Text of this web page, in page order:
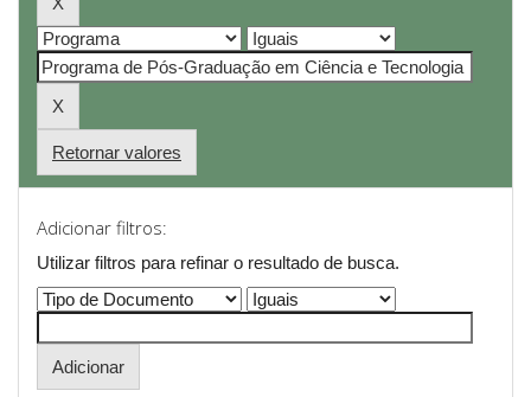
Retornar valores
Adicionar filtros:
Utilizar filtros para refinar o resultado de busca.